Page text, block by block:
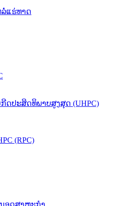
ລໍ່ແຮ່ທາດ
ດປະສິດທິພາບສູງສຸດ (UHPC)
(RPC)
ອຸດສາຫະກໍາ